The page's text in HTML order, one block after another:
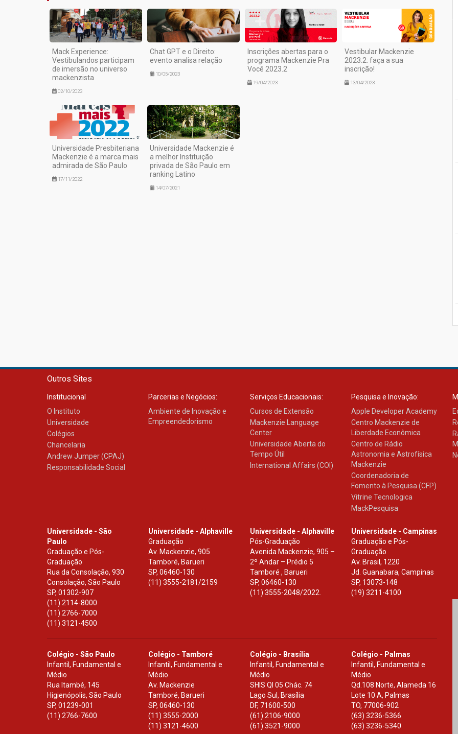
Mack Experience:
Vestibulandos participam
de imersão no universo
mackenzista
02/10/2023
Chat GPT e o Direito:
evento analisa relação
10/05/2023
Inscrições abertas para o
programa Mackenzie Pra
Você 2023.2
19/04/2023
Vestibular Mackenzie
2023.2: faça a sua
inscrição!
13/04/2023
Universidade Presbiteriana
Mackenzie é a marca mais
admirada de São Paulo
17/11/2022
Universidade Mackenzie é
a melhor Instituição
privada de São Paulo em
ranking Latino
14/07/2021
Outros Sites
Institucional
O Instituto
Universidade
Colégios
Chancelaria
Andrew Jumper (CPAJ)
Responsabilidade Social
Parcerias e Negócios:
Ambiente de Inovação e
Empreendedorismo
Serviços Educacionais:
Cursos de Extensão
Mackenzie Language
Center
Universidade Aberta do
Tempo Útil
International Affairs (COI)
Pesquisa e Inovação:
Apple Developer Academy
Centro Mackenzie de
Liberdade Econômica
Centro de Rádio
Astronomia e Astrofísica
Mackenzie
Coordenadoria de
Fomento à Pesquisa (CFP)
Vitrine Tecnologica
MackPesquisa
Universidade - São
Paulo
Graduação e Pós-
Graduação
Rua da Consolação, 930
Consolação, São Paulo
SP, 01302-907
(11) 2114-8000
(11) 2766-7000
(11) 3121-4500
Universidade - Alphaville
Graduação
Av. Mackenzie, 905
Tamboré, Barueri
SP,06460-130
(11) 3555-2181/2159
Universidade - Alphaville
Pós-Graduação
Avenida Mackenzie, 905 –
2º Andar – Prédio 5
Tamboré , Barueri
SP, 06460-130
(11) 3555-2048/2022.
Universidade - Campinas
Graduação e Pós-
Graduação
Av. Brasil, 1220
Jd. Guanabara, Campinas
SP, 13073-148
(19) 3211-4100
Colégio - São Paulo
Infantil, Fundamental e
Médio
Rua Itambé, 145
Higienópolis, São Paulo
SP, 01239-001
(11) 2766-7600
Colégio - Tamboré
Infantil, Fundamental e
Médio
Av. Mackenzie
Tamboré, Barueri
SP,06460-130
(11) 3555-2000
(11) 3121-4600
Colégio - Brasília
Infantil, Fundamental e
Médio
SHIS Ql 05 Chác. 74
Lago Sul, Brasília
DF, 71600-500
(61) 2106-9000
(61) 3521-9000
Colégio - Palmas
Infantil, Fundamental e
Médio
Qd.108 Norte, Alameda 16
Lote 10 A, Palmas
TO, 77006-902
(63) 3236-5366
(63) 3236-5340